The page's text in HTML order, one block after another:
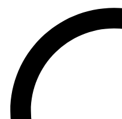
S'enregistrer
connecter
Entreprise
Emploi
Partenaires